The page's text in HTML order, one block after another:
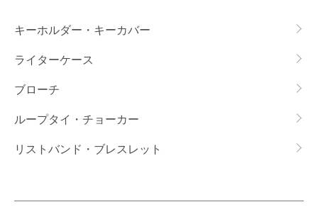
キーホルダー・キーカバー
ライターケース
ブローチ
ループタイ・チョーカー
リストバンド・ブレスレット